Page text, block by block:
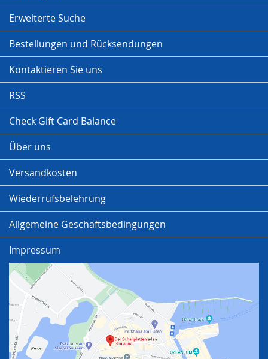
Erweiterte Suche
Bestellungen und Rücksendungen
Kontaktieren Sie uns
RSS
Check Gift Card Balance
Über uns
Versandkosten
Wiederrufsbelehrung
Allgemeine Geschäftsbedingungen
Impressum